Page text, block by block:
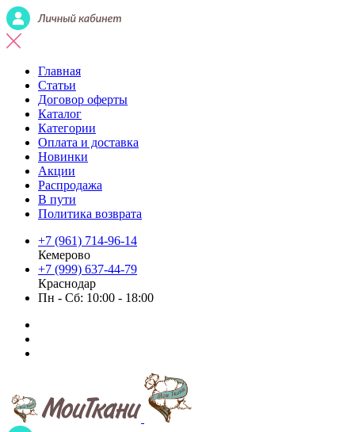
Главная
Статьи
Договор оферты
Каталог
Категории
Оплата и доставка
Новинки
Акции
Распродажа
В пути
Политика возврата
+7 (961) 714-96-14
Кемерово
+7 (999) 637-44-79
Краснодар
Пн - Сб: 10:00 - 18:00